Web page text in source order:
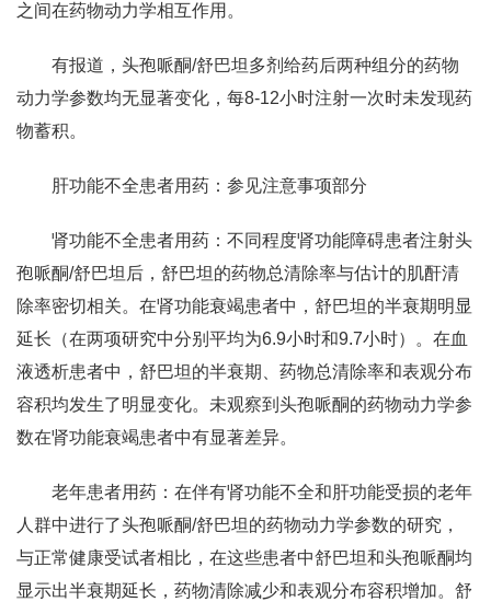
之间在药物动力学相互作用。
有报道，头孢哌酮/舒巴坦多剂给药后两种组分的药物
动力学参数均无显著变化，每8-12小时注射一次时未发现药
物蓄积。
肝功能不全患者用药：参见注意事项部分
肾功能不全患者用药：不同程度肾功能障碍患者注射头
孢哌酮/舒巴坦后，舒巴坦的药物总清除率与估计的肌酐清
除率密切相关。在肾功能衰竭患者中，舒巴坦的半衰期明显
延长（在两项研究中分别平均为6.9小时和9.7小时）。在血
液透析患者中，舒巴坦的半衰期、药物总清除率和表观分布
容积均发生了明显变化。未观察到头孢哌酮的药物动力学参
数在肾功能衰竭患者中有显著差异。
老年患者用药：在伴有肾功能不全和肝功能受损的老年
人群中进行了头孢哌酮/舒巴坦的药物动力学参数的研究，
与正常健康受试者相比，在这些患者中舒巴坦和头孢哌酮均
显示出半衰期延长，药物清除减少和表观分布容积增加。舒